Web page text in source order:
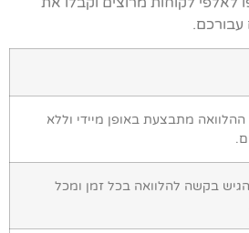
עבורכם.
מתבצעת באופן מיידי וללא
בקשה להלוואה בכל זמן ומכל